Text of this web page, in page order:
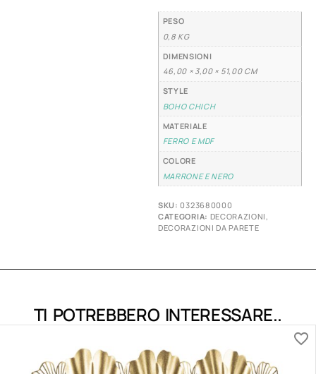
PESO
0,8 KG
DIMENSIONI
46,00 × 3,00 × 51,00 CM
STYLE
BOHO CHICH
MATERIALE
FERRO E MDF
COLORE
MARRONE E NERO
SKU:0323680000
CATEGORIA: DECORAZIONI
DECORAZIONI DA PARETE
TI POTREBBERO INTERESSARE..